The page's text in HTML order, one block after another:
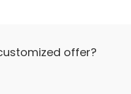
järjestää
offer?